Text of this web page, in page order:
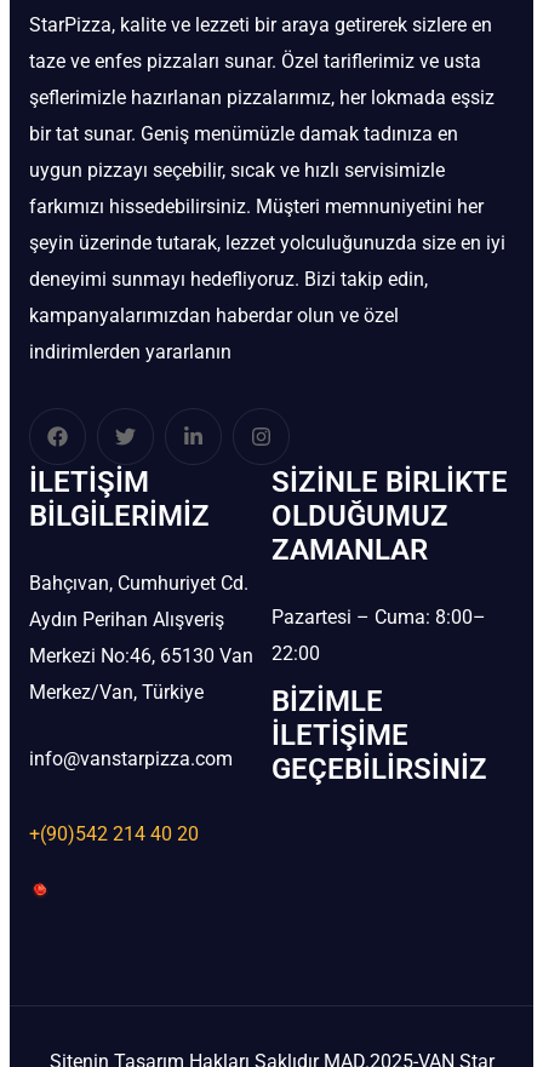
StarPizza, kalite ve lezzeti bir araya getirerek sizlere en
taze ve enfes pizzaları sunar. Özel tariflerimiz ve usta
şeflerimizle hazırlanan pizzalarımız, her lokmada eşsiz
bir tat sunar. Geniş menümüzle damak tadınıza en
uygun pizzayı seçebilir, sıcak ve hızlı servisimizle
farkımızı hissedebilirsiniz. Müşteri memnuniyetini her
şeyin üzerinde tutarak, lezzet yolculuğunuzda size en iyi
deneyimi sunmayı hedefliyoruz. Bizi takip edin,
kampanyalarımızdan haberdar olun ve özel
indirimlerden yararlanın
İLETIŞIM
BİLGILERIMIZ
Bahçıvan, Cumhuriyet Cd.
Aydın Perihan Alışveriş
Merkezi No:46, 65130 Van
Merkez/Van, Türkiye
info@vanstarpizza.com
+(90)542 214 40 20
SIZINLE BIRLIKTE
OLDUĞUMUZ
ZAMANLAR
Pazartesi – Cuma: 8:00–
22:00
BIZIMLE
İLETIŞIME
GEÇEBILIRSINIZ
Sitenin Tasarım Hakları Saklıdır MAD.2025-VAN Star